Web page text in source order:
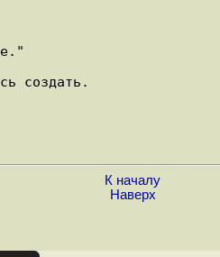
создать.
К началу
Наверх